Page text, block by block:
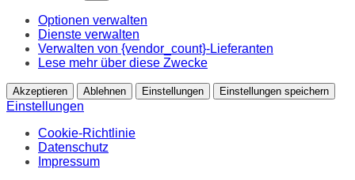
Optionen verwalten
Dienste verwalten
Verwalten von {vendor_count}-Lieferanten
Lese mehr über diese Zwecke
Akzeptieren Ablehnen Einstellungen Einstellungen speichern
Einstellungen
Cookie-Richtlinie
Datenschutz
Impressum